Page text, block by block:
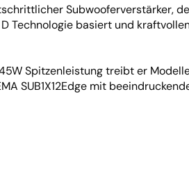
Subwooferverstärker,
Technologie basiert und
Spitzenleistung treibt er
SUB1X12Edge mit